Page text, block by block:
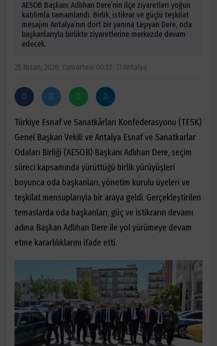
AESOB Başkanı Adlıhan Dere’nin ilçe ziyaretleri yoğun
katılımla tamamlandı. Birlik, istikrar ve güçlü teşkilat
mesajını Antalya’nın dört bir yanına taşıyan Dere, oda
başkanlarıyla birlikte ziyaretlerine merkezde devam
edecek.
25 Nisan, 2026, Cumartesi 00:32 Antalya
Türkiye Esnaf ve Sanatkârları Konfederasyonu (TESK)
Genel Başkan Vekili ve Antalya Esnaf ve Sanatkarlar
Odaları Birliği (AESOB) Başkanı Adlıhan Dere, seçim
süreci kapsamında yürüttüğü birlik yürüyüşleri
boyunca oda başkanları, yönetim kurulu üyeleri ve
teşkilat mensuplarıyla bir araya geldi. Gerçekleştirilen
temaslarda oda başkanları, güç ve istikrarın devamı
adına Başkan Adlıhan Dere ile yol yürümeye devam
etme kararlılıklarını ifade etti.